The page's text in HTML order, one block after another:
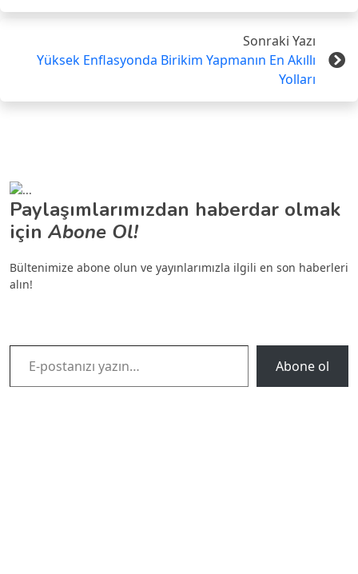
Sonraki Yazı
Yüksek Enflasyonda Birikim Yapmanın En Akıllı
Yolları
Paylaşımlarımızdan haberdar olmak
için Abone Ol!
Bültenimize abone olun ve yayınlarımızla ilgili en son haberleri
alın!
E-postanızı yazın…
Abone ol